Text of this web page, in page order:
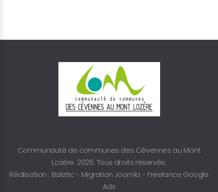
Communauté de communes des Cévennes au Mont
Lozère. 2026. Tous droits réservés.
Réalisation : Baliztic - Migration Joomla - Freelance Google
Ads